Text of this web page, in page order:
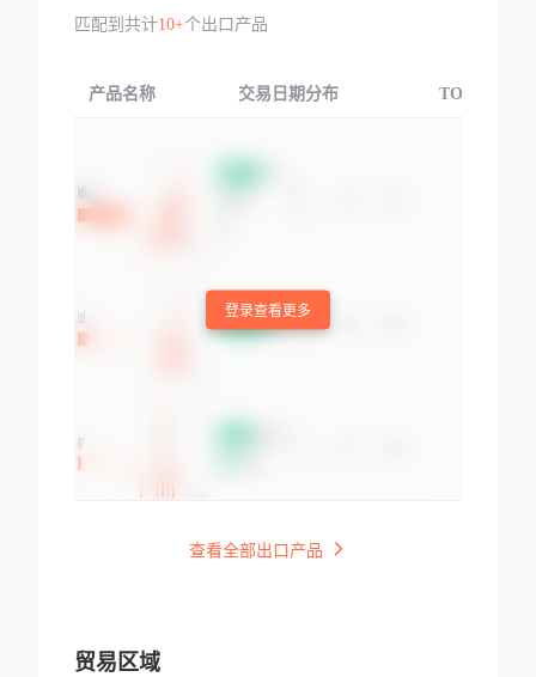
匹配到共计10+个出口产品
产品名称 交易日期分布 TOP3交易国
登录查看更多
查看全部出口产品
贸易区域